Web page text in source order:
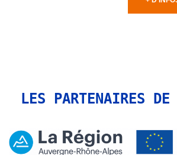
LES PARTENAIRES